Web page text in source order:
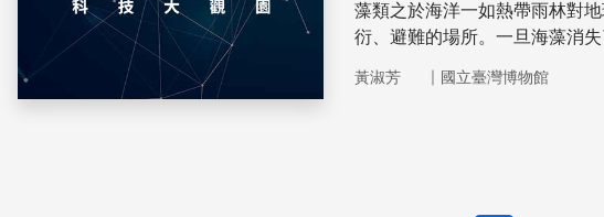
藻類之於海洋一如熱帶雨林對
衍、避難的場所。一旦海藻消
黃淑芳 ｜ 國立臺灣博物館